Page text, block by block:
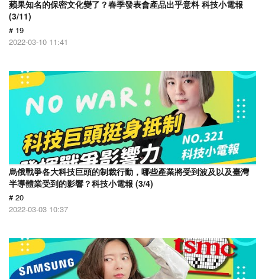
蘋果知名的保密文化變了？春季發表會產品出乎意料 科技小電報
(3/11)
# 19
2022-03-10 11:41
烏俄戰爭各大科技巨頭的制裁行動，哪些產業將受到波及以及臺灣
半導體業受到的影響？科技小電報 (3/4)
# 20
2022-03-03 10:37